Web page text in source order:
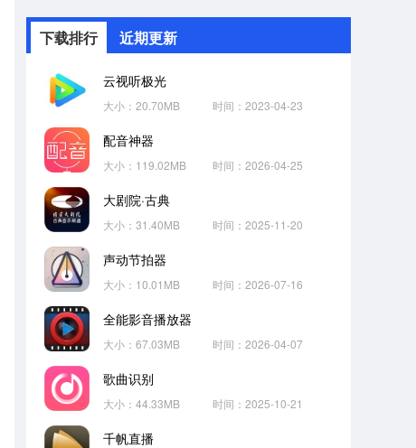
下载排行 近期更新
云视听极光
大小：20.70MB 时间：2023-04-23
配音神器
大小：119.02MB 时间：2026-04-25
大剧院·古典
大小：31.40MB 时间：2025-11-20
声动节拍器
大小：10.01MB 时间：2026-07-16
全能影音播放器
大小：67.03MB 时间：2026-04-07
歌曲识别
大小：44.33MB 时间：2025-10-21
千帆直播